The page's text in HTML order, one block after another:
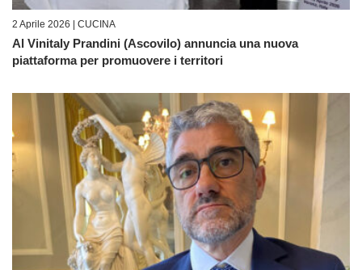
2 Aprile 2026 | CUCINA
Al Vinitaly Prandini (Ascovilo) annuncia una nuova
piattaforma per promuovere i territori